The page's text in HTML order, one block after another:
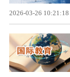
2026-03-26 10:21:18